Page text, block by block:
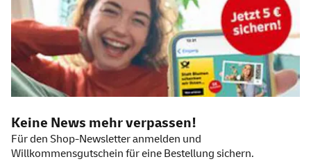
Keine News mehr verpassen!
Für den Shop-Newsletteranmelden und
Willkommensgutschein für eine Bestellung sichern.